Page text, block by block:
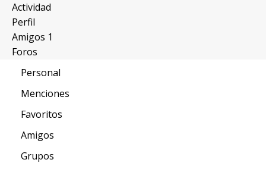
Entrar
Crear Cuenta
Actividad
Perfil
Amigos 1
Foros
Personal
Menciones
Favoritos
Amigos
Grupos